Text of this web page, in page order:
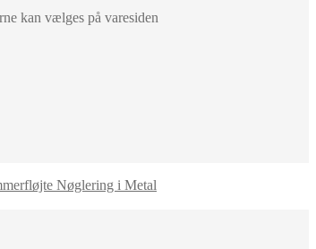
kan vælges på varesiden
Nøglering i Metal